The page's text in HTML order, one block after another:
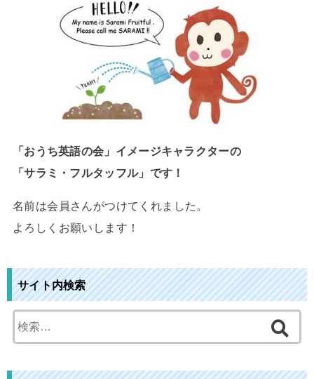
「おうち英語の会」イメージキャラクターの
「サラミ・フルタッフル」です！
名前は会員さんがつけてくれました。
よろしくお願いします！
サイト内検索
索